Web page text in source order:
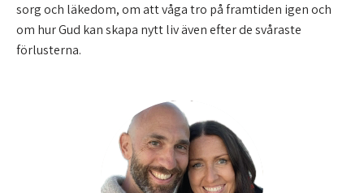
sorg och läkedom, om att våga tro på framtiden igen och
om hur Gud kan skapa nytt liv även efter de svåraste
förlusterna.